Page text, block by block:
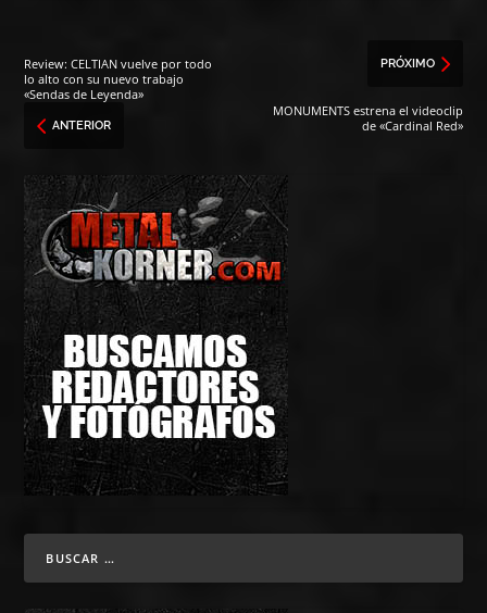
Review: CELTIAN vuelve por todo
lo alto con su nuevo trabajo
«Sendas de Leyenda»
ANTERIOR
PRÓXIMO
MONUMENTS estrena el videoclip
de «Cardinal Red»